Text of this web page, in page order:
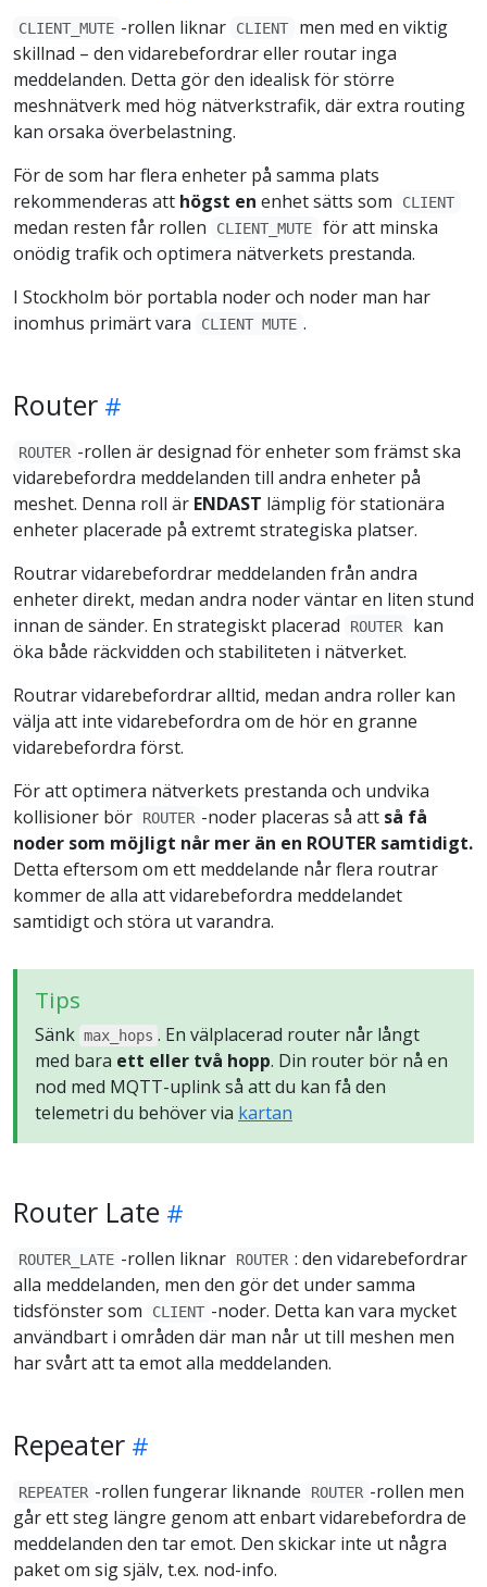
CLIENT_MUTE -rollen liknar CLIENT
men med en viktig
skillnad – den vidarebefordrar eller routar inga
meddelanden. Detta gör den idealisk för större
meshnätverk med hög nätverkstrafik, där extra routing
kan orsaka överbelastning.
För de som har flera enheter på samma plats
rekommenderas att högst en enhet sätts som CLIENT
medan resten får rollen CLIENT_MUTE
för att minska
onödig trafik och optimera nätverkets prestanda.
I Stockholm bör portabla noder och noder man har
inomhus primärt vara
CLIENT MUTE .
Router
ROUTER -rollen är designad för enheter som främst ska
vidarebefordra meddelanden till andra enheter på
meshet. Denna roll är ENDAST lämplig för stationära
enheter placerade på extremt strategiska platser.
Routrar vidarebefordrar meddelanden från andra
enheter direkt, medan andra noder väntar en liten stund
innan de sänder. En strategiskt placerad
ROUTER
kan
öka både räckvidden och stabiliteten i nätverket.
Routrar vidarebefordrar alltid, medan andra roller kan
välja att inte vidarebefordra om de hör en granne
vidarebefordra först.
För att optimera nätverkets prestanda och undvika
kollisioner bör
ROUTER -noder placeras så att så få
noder som möjligt når mer än en ROUTER samtidigt.
Detta eftersom om ett meddelande når flera routrar
kommer de alla att vidarebefordra meddelandet
samtidigt och störa ut varandra.
Tips
Sänk max_hops . En välplacerad router når långt
med bara ett eller två hopp. Din router bör nå en
nod med MQTT-uplink så att du kan få den
telemetri du behöver via kartan
Router Late
ROUTER_LATE -rollen liknar ROUTER : den vidarebefordrar
alla meddelanden, men den gör det under samma
tidsfönster som
CLIENT -noder. Detta kan vara mycket
användbart i områden där man når ut till meshen men
har svårt att ta emot alla meddelanden.
Repeater
REPEATER -rollen fungerar liknande ROUTER -rollen men
går ett steg längre genom att enbart vidarebefordra de
meddelanden den tar emot. Den skickar inte ut några
paket om sig själv, t.ex. nod-info.